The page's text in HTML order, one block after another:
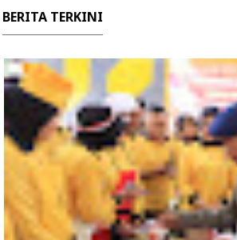
BERITA TERKINI